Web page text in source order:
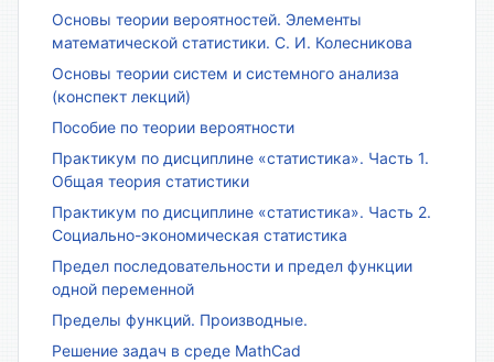
Основы теории вероятностей. Элементы
математической статистики. С. И. Колесникова
Основы теории систем и системного анализа
(конспект лекций)
Пособие по теории вероятности
Практикум по дисциплине «статистика». Часть 1.
Общая теория статистики
Практикум по дисциплине «статистика». Часть 2.
Социально-экономическая статистика
Предел последовательности и предел функции
одной переменной
Пределы функций. Производные.
Решение задач в среде MathCad